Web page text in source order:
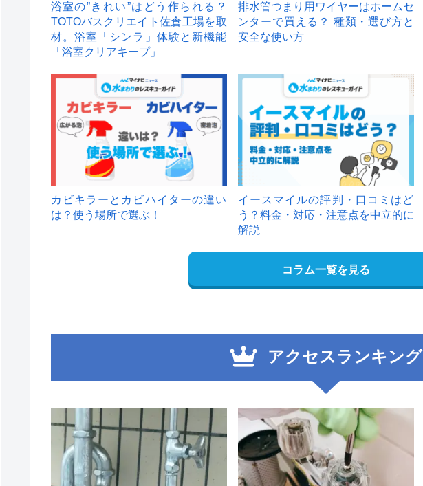
浴室の”きれい”はどう作られる？
TOTOバスクリエイト佐倉工場を取
材。浴室「シンラ」体験と新機能
「浴室クリアキープ」
排水管つまり用ワイヤーはホームセ
ンターで買える？ 種類・選び方と
安全な使い方
カビキラーとカビハイターの違い
は？使う場所で選ぶ！
イースマイルの評判・口コミはど
う？料金・対応・注意点を中立的に
解説
コラム一覧を見る
アクセスランキング
1 2